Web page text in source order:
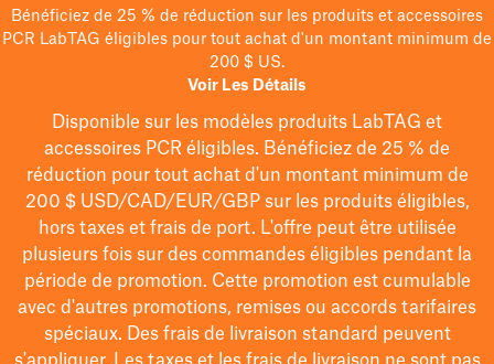
Bénéficiez de 25 % de réduction sur les produits et accessoires
PCR LabTAG éligibles pour tout achat d'un montant minimum de
200 $ US.
Voir Les Détails
Disponible sur les modèles produits LabTAG et
accessoires PCR éligibles. Bénéficiez de 25 % de
réduction pour tout achat d'un montant minimum de
200 $USD/CAD/EUR/GBPsur les produits éligibles,
hors taxes et frais de port. L'offre peut être utilisée
plusieurs fois sur des commandes éligibles pendant la
période de promotion. Cette promotion est cumulable
avec d'autres promotions, remises ou accords tarifaires
spéciaux. Des frais de livraison standard peuvent